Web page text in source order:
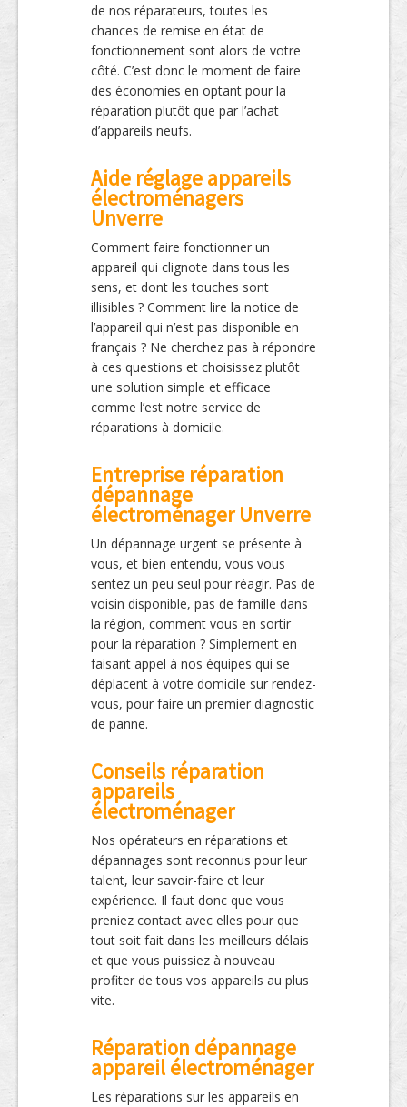
de nos réparateurs, toutes les
chances de remise en état de
fonctionnement sont alors de votre
côté. C’est donc le moment de faire
des économies en optant pour la
réparation plutôt que par l’achat
d’appareils neufs.
Aide réglage appareils
électroménagers
Unverre
Comment faire fonctionner un
appareil qui clignote dans tous les
sens, et dont les touches sont
illisibles ? Comment lire la notice de
l’appareil qui n’est pas disponible en
français ? Ne cherchez pas à répondre
à ces questions et choisissez plutôt
une solution simple et efficace
comme l’est notre service de
réparations à domicile.
Entreprise réparation
dépannage
électroménager Unverre
Un dépannage urgent se présente à
vous, et bien entendu, vous vous
sentez un peu seul pour réagir. Pas de
voisin disponible, pas de famille dans
la région, comment vous en sortir
pour la réparation ? Simplement en
faisant appel à nos équipes qui se
déplacent à votre domicile sur rendez-
vous, pour faire un premier diagnostic
de panne.
Conseils réparation
appareils
électroménager
Nos opérateurs en réparations et
dépannages sont reconnus pour leur
talent, leur savoir-faire et leur
expérience. Il faut donc que vous
preniez contact avec elles pour que
tout soit fait dans les meilleurs délais
et que vous puissiez à nouveau
profiter de tous vos appareils au plus
vite.
Réparation dépannage
appareil électroménager
Les réparations sur les appareils en